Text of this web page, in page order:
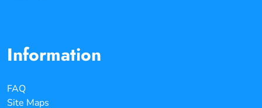
Information
FAQ
Site Maps